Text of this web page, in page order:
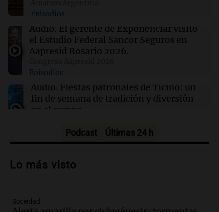
Madres pidieron por la Ley Joaquín en
Rosario: "Nos arrancaron lo más sagrado"
21:54 Mundo
tras 15 meses de prisión sin juicio
Episodios
Audio. El gerente de Exponenciar visitó
el Estudio Federal Sancor Seguros en
Aapresid Rosario 2026.
Episodios
Audio. Fiestas patronales de Ticino: un
fin de semana de tradición y diversión
en el campo
Audio.Preparativos para la feria en La
de apertura
Audio.
Río Gallegos enfrenta secuelas de
Podcast Últimas 24 h
Lo más visto
Sociedad